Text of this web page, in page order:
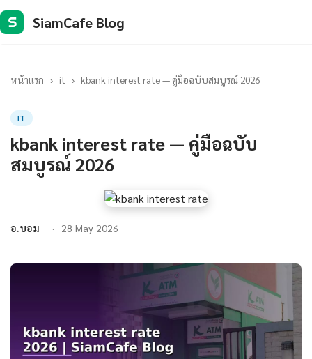
S SiamCafe Blog
หน้าแรก › it › kbank interest rate — คู่มือฉบับสมบูรณ์ 2026
IT
kbank interest rate — คู่มือฉบับ
สมบูรณ์ 2026
อ.บอม 28 May 2026